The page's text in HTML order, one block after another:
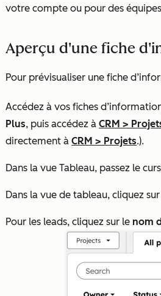
votre compte ou pour des
Aperçu d'une fiche
Pour prévisualiser une fiche
Accédez à vos fiches
Plus, puis accédez à CRM >
directement à CRM > Projets.).
Dans la vue Tableau, passez le
Dans la vue de tableau, cliquez
Pour les leads, cliquez sur le nom